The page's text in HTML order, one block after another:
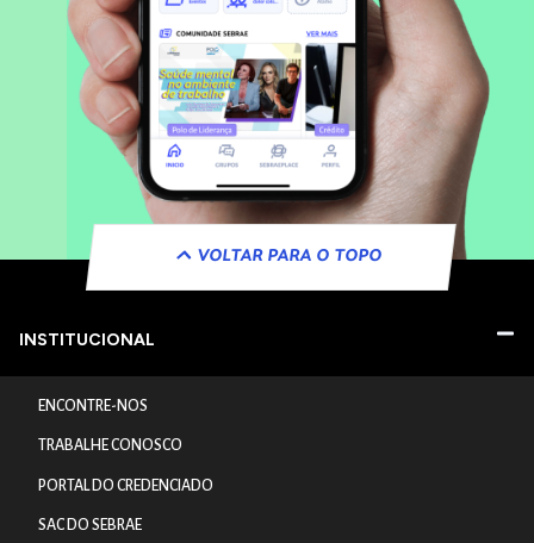
VOLTAR PARA O TOPO
INSTITUCIONAL
ENCONTRE-NOS
TRABALHE CONOSCO
PORTAL DO CREDENCIADO
SAC DO SEBRAE